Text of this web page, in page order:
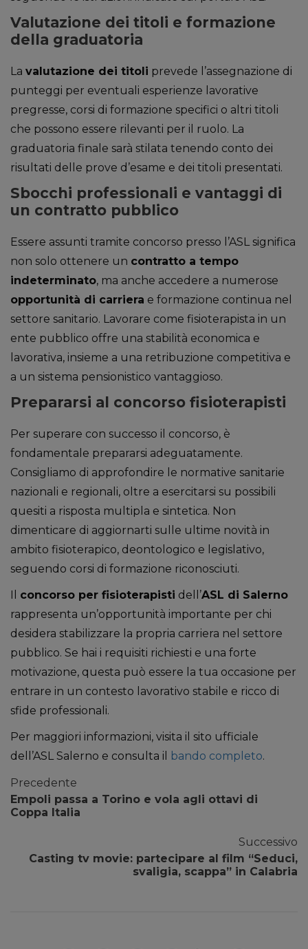
Valutazione dei titoli e formazione
della graduatoria
La valutazione dei titoli prevede l’assegnazione di
punteggi per eventuali esperienze lavorative
pregresse, corsi di formazione specifici o altri titoli
che possono essere rilevanti per il ruolo. La
graduatoria finale sarà stilata tenendo conto dei
risultati delle prove d’esame e dei titoli presentati.
Sbocchi professionali e vantaggi di
un contratto pubblico
Essere assunti tramite concorso presso l’ASL significa
non solo ottenere un contratto a tempo
indeterminato, ma anche accedere a numerose
opportunità di carriera e formazione continua nel
settore sanitario. Lavorare come fisioterapista in un
ente pubblico offre una stabilità economica e
lavorativa, insieme a una retribuzione competitiva e
a un sistema pensionistico vantaggioso.
Prepararsi al concorso fisioterapisti
Per superare con successo il concorso, è
fondamentale prepararsi adeguatamente.
Consigliamo di approfondire le normative sanitarie
nazionali e regionali, oltre a esercitarsi su possibili
quesiti a risposta multipla e sintetica. Non
dimenticare di aggiornarti sulle ultime novità in
ambito fisioterapico, deontologico e legislativo,
seguendo corsi di formazione riconosciuti.
Il concorso per fisioterapisti dell’ASL di Salerno
rappresenta un’opportunità importante per chi
desidera stabilizzare la propria carriera nel settore
pubblico. Se hai i requisiti richiesti e una forte
motivazione, questa può essere la tua occasione per
entrare in un contesto lavorativo stabile e ricco di
sfide professionali.
Per maggiori informazioni, visita il sito ufficiale
dell’ASL Salerno e consulta il
bando completo.
Precedente
Empoli passa a Torino e vola agli ottavi di
Coppa Italia
Successivo
Casting tv movie: partecipare al film “Seduci,
svaligia, scappa” in Calabria